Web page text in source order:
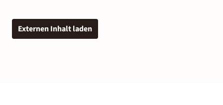
Externen Inhalt laden